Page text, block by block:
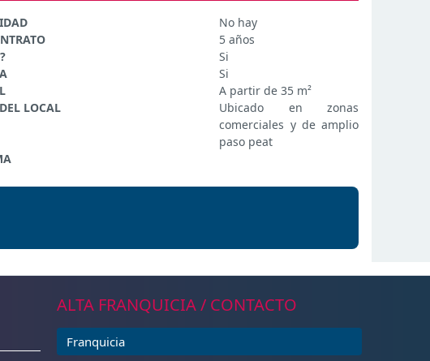
No hay
5 años
Si
Si
A partir de 35 m²
LOCAL
Ubicado en zonas
comerciales y de amplio
paso peat
ALTA FRANQUICIA / CONTACTO